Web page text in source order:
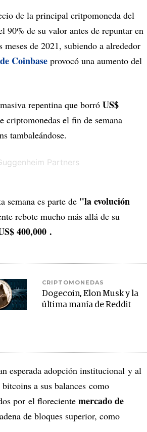
de la principal critpomoneda del
90% de su valor antes de repuntar en
de 2021, subiendo a alrededor
Coinbase provocó una aumento del
repentina que borró US$
criptomonedas el fin de semana
tambaleándose.
semana es parte de "la evolución
rebote mucho más allá de su
400,000 .
CRIPTOMONEDAS
Dogecoin, Elon Musk y la
última manía de Reddit
esperada adopción institucional y al
a sus balances como
por el floreciente mercado de
de bloques superior, como